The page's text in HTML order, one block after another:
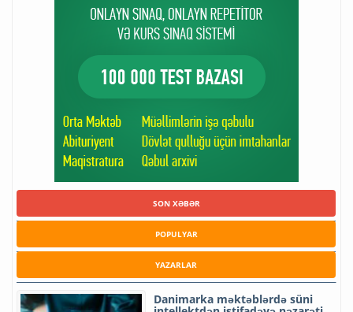
SON XƏBƏR
POPULYAR
YAZARLAR
Danimarka məktəblərdə süni